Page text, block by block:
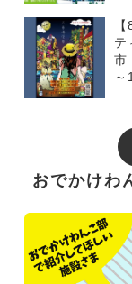
テ
市
～
おでかけわ